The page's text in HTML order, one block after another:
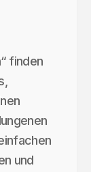
finden
und